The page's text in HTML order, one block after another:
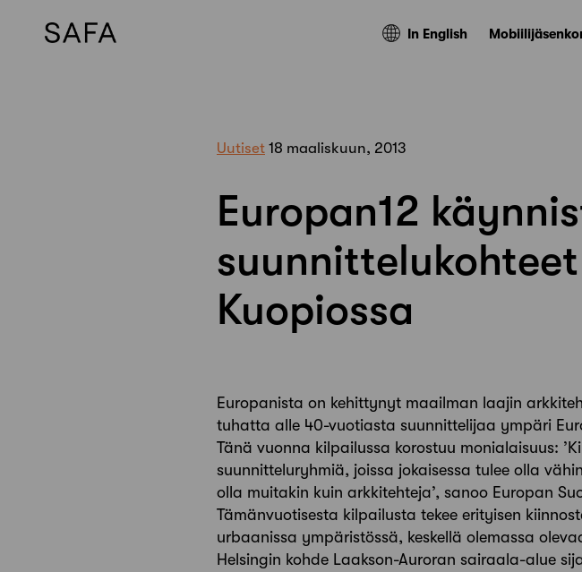
In English
Uutiset 18 maaliskuun, 2013
Europan12
Kuopiossa
Europanista on kehittynyt maailman laajin
tuhatta alle 40-vuotiasta suunnittelijaa ympäri
Tänä vuonna kilpailussa korostuu monialaisuus:
suunnitteluryhmiä, joissa jokaisessa tulee olla
olla muitakin kuin arkkitehteja’, sanoo Europan
Tämänvuotisesta kilpailusta tekee erityisen
urbaanissa ympäristössä, keskellä olemassa
Helsingin kohde Laakson-Auroran sairaala-alue